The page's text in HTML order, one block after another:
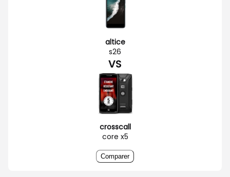
altice
s26
VS
crosscall
core x5
Comparer